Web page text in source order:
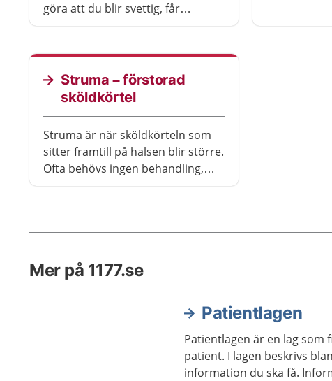
göra att du blir svettig, får
nedstämd. Det finns behandling
som hjälper.
Struma – förstorad
sköldkörtel
Struma är när sköldkörteln som
sitter framtill på halsen blir större.
Ofta behövs ingen behandling,
besvär finns det behandling som
Mer på 1177.se
Patientlagen
Patientlagen är en lag som
patient. I lagen beskrivs
information du ska få.